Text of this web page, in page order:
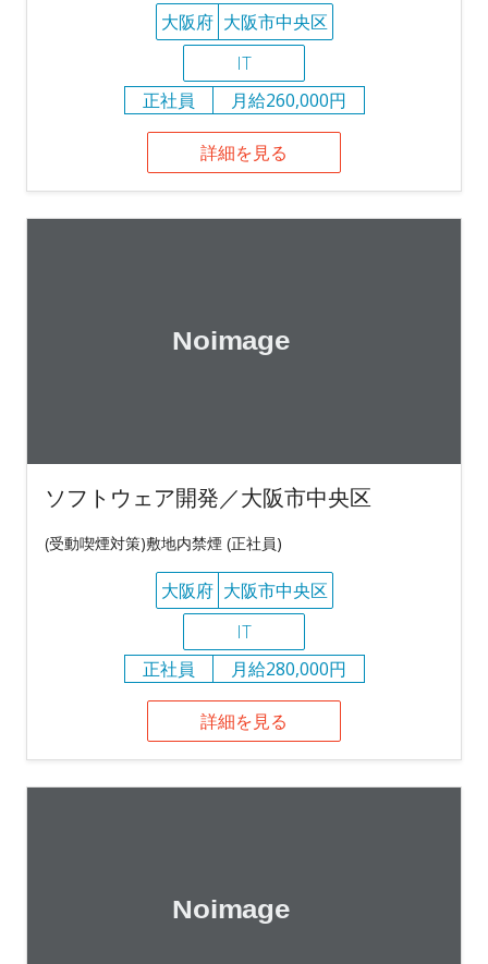
大阪府 大阪市中央区
IT
正社員
月給260,000円
詳細を見る
ソフトウェア開発／大阪市中央区
(受動喫煙対策)敷地内禁煙 (正社員)
大阪府 大阪市中央区
IT
正社員
月給280,000円
詳細を見る